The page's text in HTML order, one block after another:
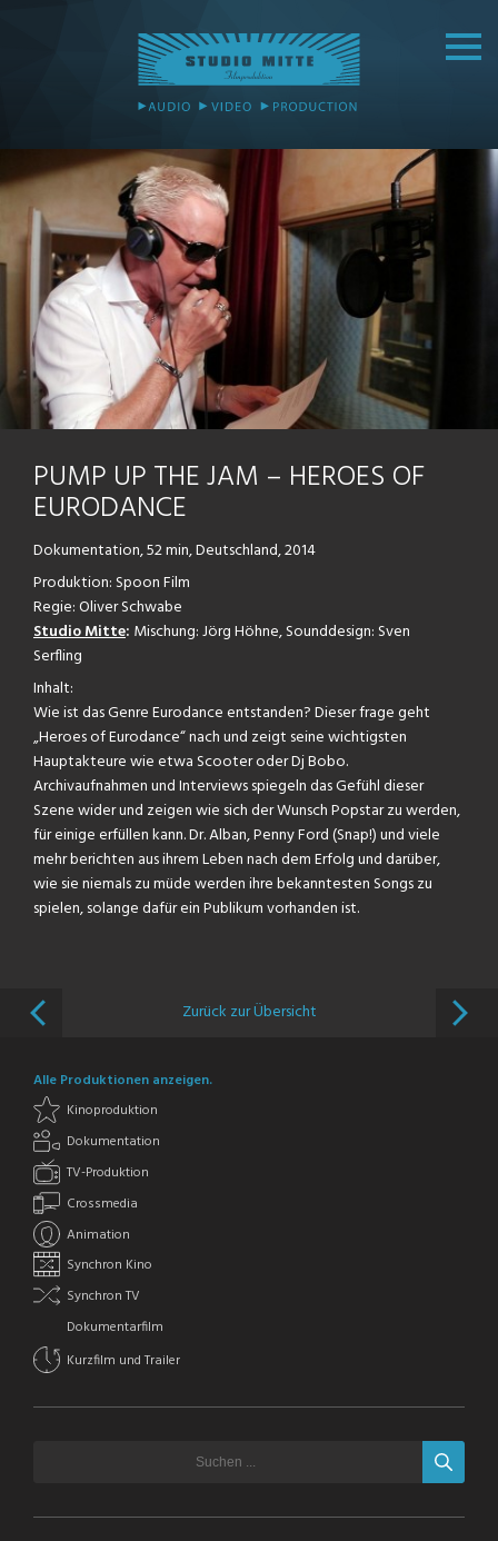
PUMP UP THE JAM – HEROES OF
EURODANCE
Dokumentation,52 min, Deutschland, 2014
Produktion: Spoon Film
Regie:Oliver Schwabe
Studio Mitte: Mischung: Jörg Höhne, Sounddesign: Sven
Serfling
Inhalt:
Wie ist das Genre Eurodance entstanden? Dieser frage geht
„Heroes of Eurodance“ nach und zeigt seine wichtigsten
Hauptakteure wie etwa Scooter oder Dj Bobo.
Archivaufnahmen und Interviews spiegeln das Gefühl dieser
Szene wider und zeigen wie sich der Wunsch Popstar zu werden,
für einige erfüllen kann. Dr. Alban, Penny Ford (Snap!) und viele
mehr berichten aus ihrem Leben nach dem Erfolg und darüber,
wie sie niemals zu müde werden ihre bekanntesten Songs zu
spielen, solange dafür ein Publikum vorhanden ist.
Zurück zur Übersicht
Alle Produktionen anzeigen.
Kinoproduktion
Dokumentation
TV-Produktion
Crossmedia
Animation
Synchron Kino
Synchron TV
Dokumentarfilm
Kurzfilm und Trailer